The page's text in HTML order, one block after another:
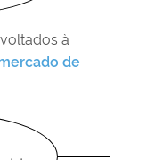
à
de